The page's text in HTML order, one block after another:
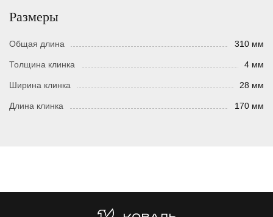
Размеры
Общая длина 310 мм
Толщина клинка 4 мм
Ширина клинка 28 мм
Длина клинка 170 мм